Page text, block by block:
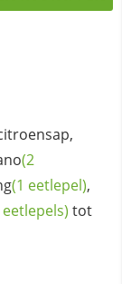
(2
(1 eetlepel),
eetlepels) tot